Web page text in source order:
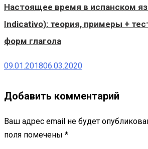
Настоящее время в испанском
Indicativo): теория, примеры +
форм глагола
09.01.201806.03.2020
Добавить комментарий
Ваш адрес email не будет
поля помечены *